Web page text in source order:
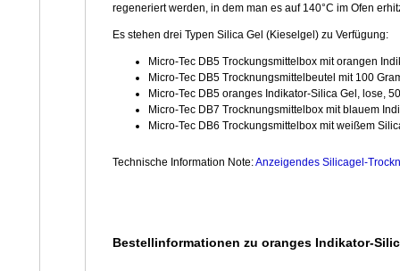
regeneriert werden, in dem man es auf 140°C im Ofen
Es stehen drei Typen Silica Gel (Kieselgel) zu Verfügung:
Micro-Tec DB5 Trockungsmittelbox mit orangen
Micro-Tec DB5 Trocknungsmittelbeutel mit 100
Micro-Tec DB5 oranges Indikator-Silica Gel, lose,
Micro-Tec DB7 Trocknungsmittelbox mit blauem
Micro-Tec DB6 Trockungsmittelbox mit weißem
Technische Information Note:Anzeigendes Silicagel-
Bestellinformationen zu oranges Indikator-